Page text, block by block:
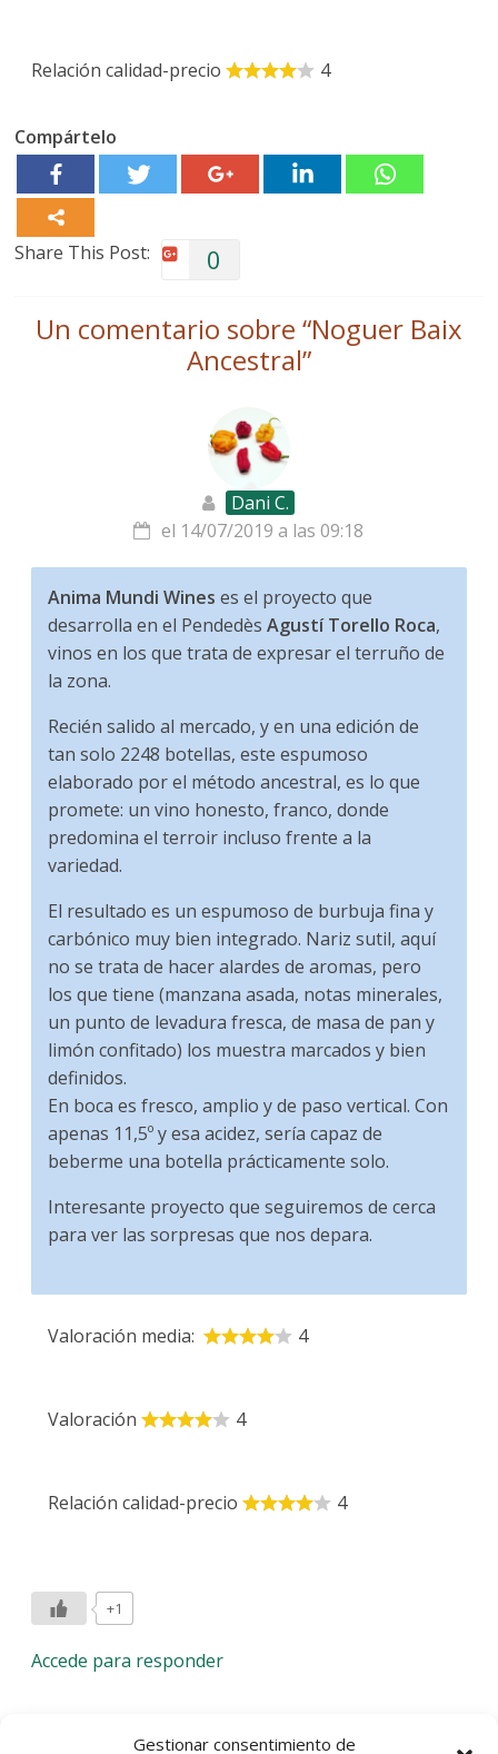
Gestionar consentimiento de
Relación calidad-precio 4
Compártelo
Share This Post: 0
Un comentario sobre “Noguer Baix
Ancestral”
Dani C.
el 14/07/2019 a las 09:18
Anima Mundi Wines es el proyecto que
desarrolla en el PendedèsAgustí Torello Roca,
vinos en los que trata de expresar el terruño de
la zona.
Recién salido al mercado, y en una edición de
tan solo 2248 botellas, este espumoso
elaborado por el método ancestral, es lo que
promete: un vino honesto, franco, donde
predomina el terroir incluso frente a la
variedad.
El resultado es un espumoso de burbuja fina y
carbónico muy bien integrado. Nariz sutil, aquí
no se trata de hacer alardes de aromas, pero
los que tiene (manzana asada, notas minerales,
un punto de levadura fresca, de masa de pan y
limón confitado) los muestra marcados y bien
definidos.
En boca es fresco, amplio y de paso vertical. Con
apenas 11,5º y esa acidez, sería capaz de
beberme una botella prácticamente solo.
Interesante proyecto que seguiremos de cerca
para ver las sorpresas que nos depara.
Valoración media: 4
Valoración 4
Relación calidad-precio 4
+1
Accede para responder
Deja una respuesta